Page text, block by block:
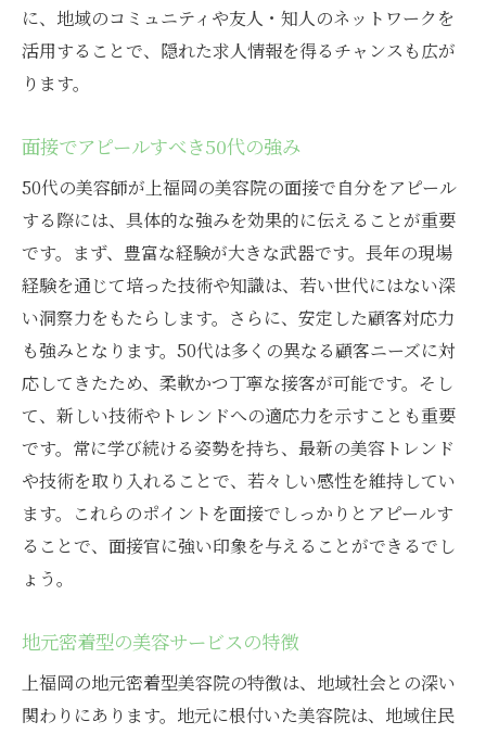
に、地域のコミュニティや友人・知人のネットワークを
活用することで、隠れた求人情報を得るチャンスも広が
ります。
面接でアピールすべき50代の強み
50代の美容師が上福岡の美容院の面接で自分をアピール
する際には、具体的な強みを効果的に伝えることが重要
です。まず、豊富な経験が大きな武器です。長年の現場
経験を通じて培った技術や知識は、若い世代にはない深
い洞察力をもたらします。さらに、安定した顧客対応力
も強みとなります。50代は多くの異なる顧客ニーズに対
応してきたため、柔軟かつ丁寧な接客が可能です。そし
て、新しい技術やトレンドへの適応力を示すことも重要
です。常に学び続ける姿勢を持ち、最新の美容トレンド
や技術を取り入れることで、若々しい感性を維持してい
ます。これらのポイントを面接でしっかりとアピールす
ることで、面接官に強い印象を与えることができるでし
ょう。
地元密着型の美容サービスの特徴
上福岡の地元密着型美容院の特徴は、地域社会との深い
関わりにあります。地元に根付いた美容院は、地域住民